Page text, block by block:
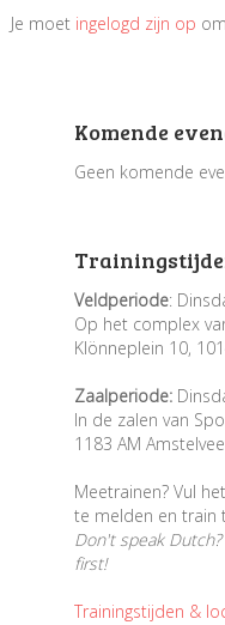
Je moet ingelogd zijn op
Komende
Geen komende
Veldperiode:
Op het complex
Klönneplein 10,
Zaalperiode:
In de zalen van
1183 AM
Meetrainen? Vul het
te melden en train
Don't speak
first!
Trainingstijden &